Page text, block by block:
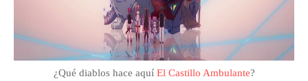
¿Qué diablos hace aquí El Castillo Ambulante?